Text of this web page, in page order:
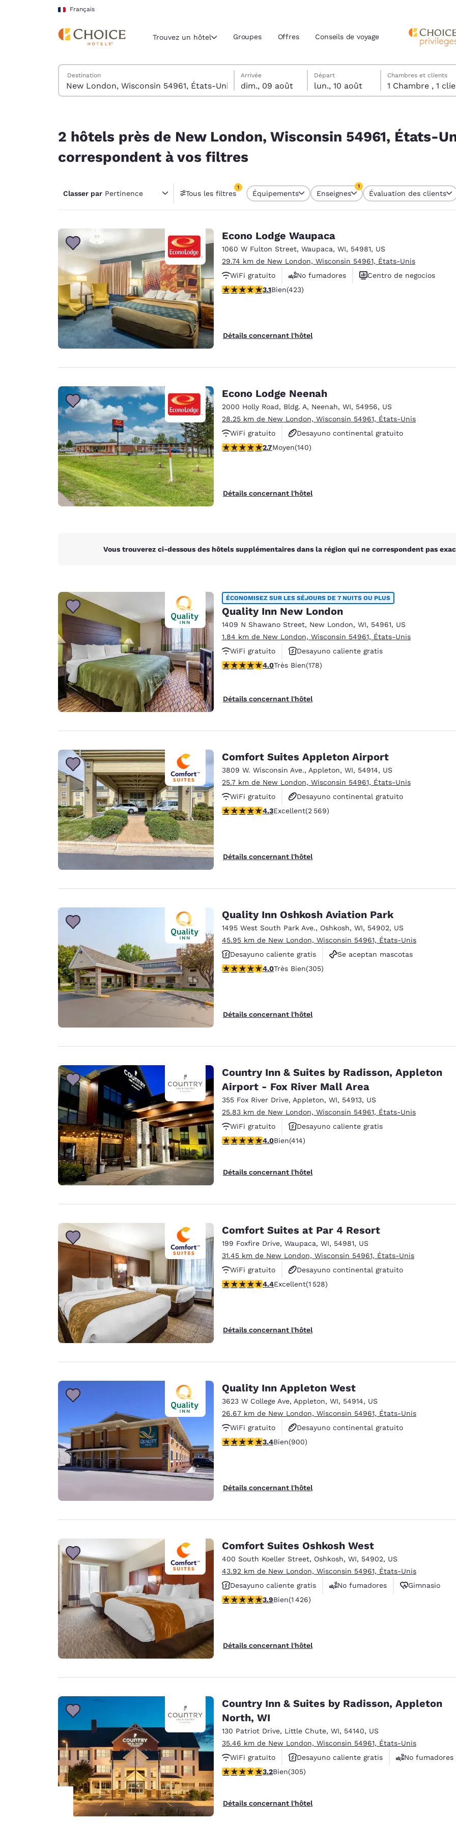
Sauter à Contenu Principal
Français
Région et lieu actuels
Amériques
United States
América Latina Latin America Canada
Canada
Français Español
Europe
Deutschland
Deutsch
Germany España
Spain
English
Ireland
Asie-Pacifique
Australia
English
India
English
Trouvez un hôtel Groupes Offres Conseils de voyage
Trouver des hôtels
Destination
dimanche 9 août
Arrivée
dim., 09 août
lundi 10 août
Départ
lun., 10 août
lundi 10 août date de départ sélectionnée
dimanche 9 août date d’arrivée sélectionnée
Chambres et clients
1 Chambre ,
2 hôtels près de New London, Wisconsin 54961, États-
correspondent à vos filtres
Classer par Pertinence Tous les filtres
1
1 filtre sélectionné
Équipements Enseignes
1
Évaluation des clients
Econo Lodge Waupaca
1060 W Fulton Street, Waupaca, WI, 54981, US
29.74 km de New London, Wisconsin 54961, États-Unis
WiFi gratuito
No fumadores
Centro de negocios
3.12 étoiles. Bien. 423 commentaires
3.1Bien(423)
Détails concernant l'hôtel
Econo Lodge Neenah
2000 Holly Road, Bldg. A, Neenah, WI, 54956, US
28.25 km de New London, Wisconsin 54961, États-Unis
WiFi gratuito
Desayuno continental gratuito
Se aceptan mascotas
2.7 étoiles. Moyen. 140 commentaires
2.7Moyen(140)
Détails concernant l'hôtel
Vous trouverez ci-dessous des hôtels supplémentaires dans la région qui ne correspondent pas
ÉCONOMISEZ SUR LES SÉJOURS DE 7 NUITS OU PLUS
Quality Inn New London
1409 N Shawano Street, New London, WI, 54961, US
1.84 km de New London, Wisconsin 54961, États-Unis
WiFi gratuito
Desayuno caliente gratis
Se aceptan mascotas
4.03 étoiles. Très Bien. 178 commentaires
4.0Très Bien(178)
Détails concernant l'hôtel
Comfort Suites Appleton Airport
3809 W. Wisconsin Ave., Appleton, WI, 54914, US
25.7 km de New London, Wisconsin 54961, États-Unis
WiFi gratuito
Desayuno continental gratuito
Desayuno caliente gratis
4.25 étoiles. Excellent. 2569 commentaires
4.3Excellent(2 569)
Détails concernant l'hôtel
Quality Inn Oshkosh Aviation Park
1495 West South Park Ave., Oshkosh, WI, 54902, US
45.95 km de New London, Wisconsin 54961, États-Unis
Desayuno caliente gratis
Se aceptan mascotas
No fumadores
4.01 étoiles. Très Bien. 305 commentaires
4.0Très Bien(305)
Détails concernant l'hôtel
Country Inn & Suites by Radisson, Appleton
Airport - Fox River Mall Area
355 Fox River Drive, Appleton, WI, 54913, US
25.83 km de New London, Wisconsin 54961, États-Unis
WiFi gratuito
Desayuno caliente gratis
Se aceptan mascotas
3.96 étoiles. Bien. 414 commentaires
4.0Bien(414)
Détails concernant l'hôtel
Comfort Suites at Par 4 Resort
199 Foxfire Drive, Waupaca, WI, 54981, US
31.45 km de New London, Wisconsin 54961, États-Unis
WiFi gratuito
Desayuno continental gratuito
Desayuno caliente gratis
4.39 étoiles. Excellent. 1528 commentaires
4.4Excellent(1 528)
Détails concernant l'hôtel
Quality Inn Appleton West
3623 W College Ave, Appleton, WI, 54914, US
26.67 km de New London, Wisconsin 54961, États-Unis
WiFi gratuito
Desayuno continental gratuito
Se aceptan mascotas
3.41 étoiles. Bien. 900 commentaires
3.4Bien(900)
Détails concernant l'hôtel
Comfort Suites Oshkosh West
400 South Koeller Street, Oshkosh, WI, 54902, US
43.92 km de New London, Wisconsin 54961, États-Unis
Desayuno caliente gratis
No fumadores
Gimnasio
3.87 étoiles. Bien. 1426 commentaires
3.9Bien(1 426)
Détails concernant l'hôtel
Country Inn & Suites by Radisson, Appleton
North, WI
130 Patriot Drive, Little Chute, WI, 54140, US
35.46 km de New London, Wisconsin 54961, États-Unis
WiFi gratuito
Desayuno caliente gratis
No fumadores
3.24 étoiles. Bien. 305 commentaires
3.2Bien(305)
Détails concernant l'hôtel